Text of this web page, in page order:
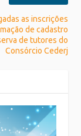
as inscrições
de cadastro
de tutores do
Consórcio Cederj